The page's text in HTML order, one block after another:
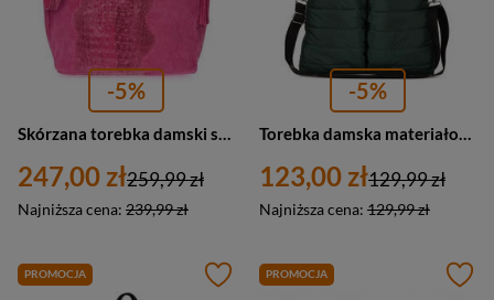
-5%
Skórzana torebka damski shopper zamszowa fuksja croco W10
247,00 zł
Najniższa cena: 239,99 zł
259,99 zł
-5%
Torebka damska materiałowa na ramię pikowana zielona A4 W89
123,00 zł
Najniższa cena: 129,99 zł
129,99 zł
PROMOCJA PROMOCJA